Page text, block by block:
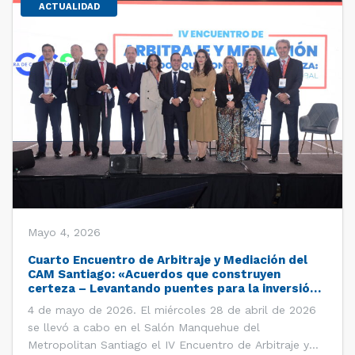
ACTUALIDAD
Mayo 4, 2026
Cuarto Encuentro de Arbitraje y Mediación del
CAM Santiago: «Acuerdos que construyen
certeza – Levantando puentes para la inversión
4 de mayo de 2026. El miércoles 28 de abril de 2026
se llevó a cabo en el Salón Manquehue del
Metropolitan Santiago el IV Encuentro de Arbitraje y